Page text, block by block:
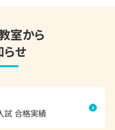
、お子さまにピッタリの学
計画
室から
らせ
試 合格実績